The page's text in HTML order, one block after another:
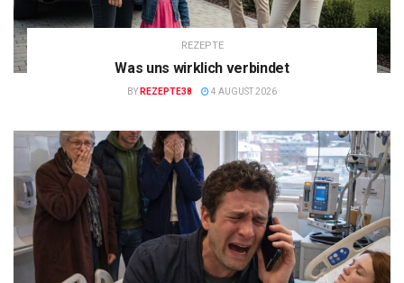
REZEPTE
Was uns wirklich verbindet
BY REZEPTE38 4 AUGUST 2026